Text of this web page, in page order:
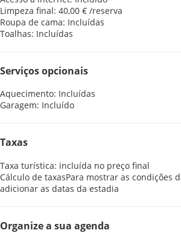
Limpeza final: 40,00 € /reserva
Roupa de cama: Incluídas
Toalhas: Incluídas
Serviços opcionais
Aquecimento: Incluídas
Garagem: Incluído
Taxas
Taxa turística: incluída no preço final
Cálculo de taxasPara mostrar as condições
adicionar as datas da estadia
Organize a sua agenda